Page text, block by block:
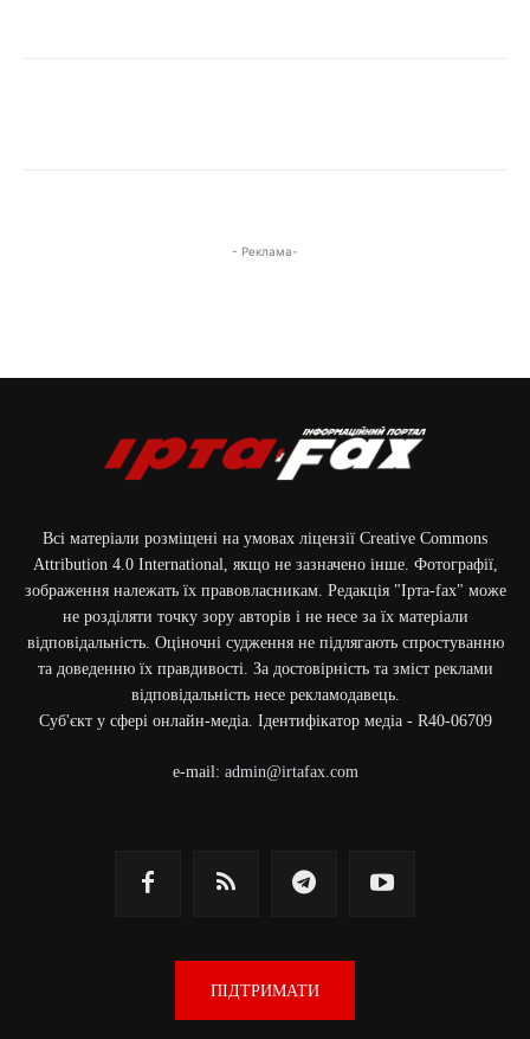
- Реклама-
Всі матеріали розміщені на умовах ліцензії Creative Commons
Attribution 4.0 International, якщо не зазначено інше. Фотографії,
зображення належать їх правовласникам. Редакція "Ірта-fax" може
не розділяти точку зору авторів і не несе за їх матеріали
відповідальність. Оціночні судження не підлягають спростуванню
та доведенню їх правдивості. За достовірність та зміст реклами
відповідальність несе рекламодавець.
Cуб'єкт у сфері онлайн-медіа. Ідентифікатор медіа - R40-06709
e-mail: admin@irtafax.com
ПІДТРИМАТИ